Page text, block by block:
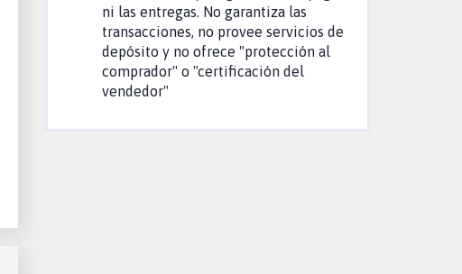
ni las entregas. No garantiza las
transacciones, no provee servicios de
depósito y no ofrece "protección al
comprador" o "certificación del
vendedor"